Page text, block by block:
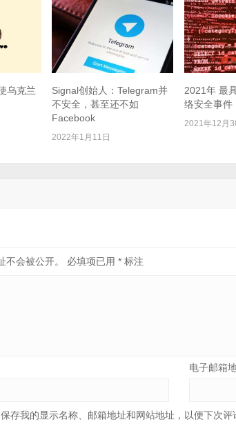
乌克兰
Signal创始人：Telegram并
不安全，甚至还不如
Facebook
2022年1月11日
2021年 最
络安全事件
2021年12月
不会被公开。 必填项已用* 标注
电子邮箱
存我的显示名称、邮箱地址和网站地址，以便下次评